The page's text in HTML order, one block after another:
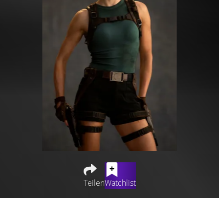
TeilenWatchlist